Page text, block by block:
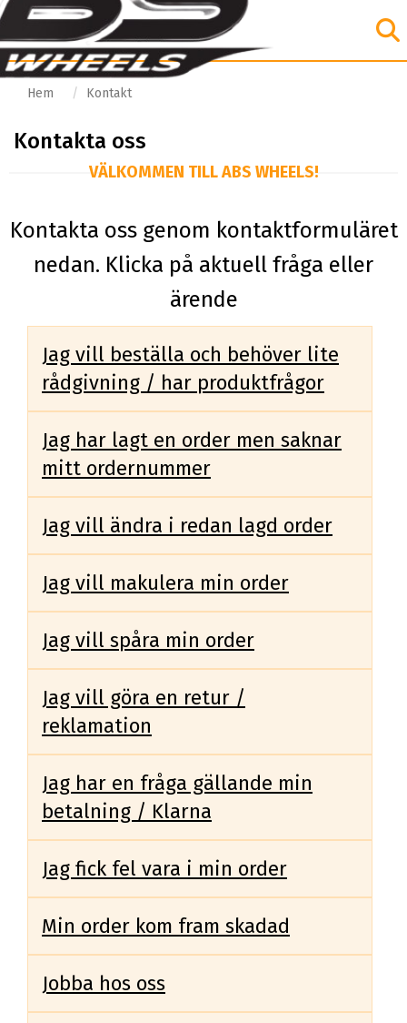
Hem Kontakt
Kontakta oss
VÄLKOMMEN TILL ABS WHEELS!
Kontakta oss genom kontaktformuläret
nedan. Klicka på aktuell fråga eller
ärende
Jag vill beställa och behöver lite
rådgivning / har produktfrågor
Jag har lagt en order men saknar
mitt ordernummer
Jag vill ändra i redan lagd order
Jag vill makulera min order
Jag vill spåra min order
Jag vill göra en retur /
reklamation
Jag har en fråga gällande min
betalning / Klarna
Jag fick fel vara i min order
Min order kom fram skadad
Jobba hos oss